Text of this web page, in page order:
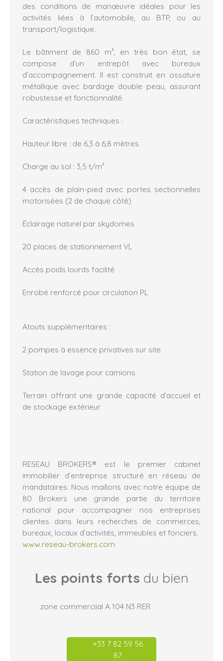
des conditions de manœuvre idéales pour les
activités liées à l’automobile, au BTP, ou au
transport/logistique.
Le bâtiment de 860 m², en très bon état, se
compose d’un entrepôt avec bureaux
d’accompagnement. Il est construit en ossature
métallique avec bardage double peau, assurant
robustesse et fonctionnalité.
Caractéristiques techniques :
Hauteur libre : de 6,3 à 6,8 mètres
Charge au sol : 3,5 t/m²
4 accès de plain-pied avec portes sectionnelles
motorisées (2 de chaque côté)
Éclairage naturel par skydomes
20 places de stationnement VL
Accès poids lourds facilité
Enrobé renforcé pour circulation PL
Atouts supplémentaires :
2 pompes à essence privatives sur site
Station de lavage pour camions
Terrain offrant une grande capacité d’accueil et
de stockage extérieur
RESEAU BROKERS® est le premier cabinet
immobilier d’entreprise structuré en réseau de
mandataires. Nous maillons avec notre équipe de
80 Brokers une grande partie du territoire
national pour accompagner nos entreprises
clientes dans leurs recherches de commerces,
bureaux, locaux d’activités, immeubles et fonciers.
www.reseau-brokers.com
Les points forts du bien
zone commerciial A 104 N3 RER
+33 7 82 59 56
87